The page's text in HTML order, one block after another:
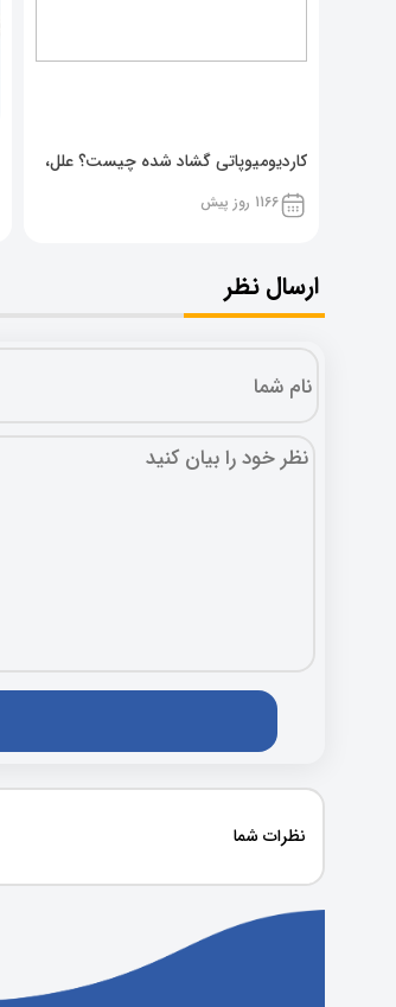
کاردیومیوپاتی گشاد شده چیست؟ علل،
پیشگیری و نشانه ها
1166 روز پیش
ارسال نظر
نظرات شما